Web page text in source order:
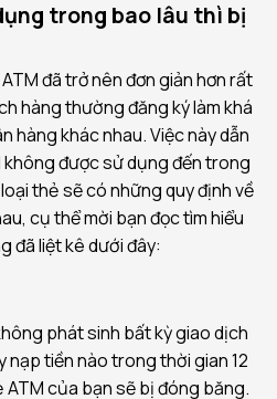
trong bao lâu thì bị
đã trở nên đơn giản hơn rất
hàng thường đăng ký làm khá
hàng khác nhau. Việc này dẫn
không được sử dụng đến trong
thẻ sẽ có những quy định về
cụ thể mời bạn đọc tìm hiểu
đã liệt kê dưới đây:
phát sinh bất kỳ giao dịch
nạp tiền nào trong thời gian 12
của bạn sẽ bị đóng băng.